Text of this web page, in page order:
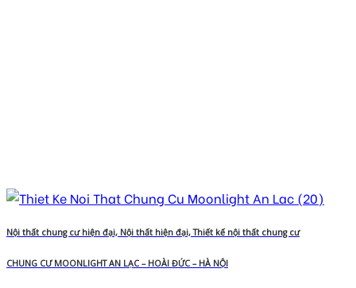
Nội thất chung cư hiện đại, Nội thất hiện đại, Thiết kế nội thất chung cư
CHUNG CƯ MOONLIGHT AN LẠC – HOÀI ĐỨC – HÀ NỘI